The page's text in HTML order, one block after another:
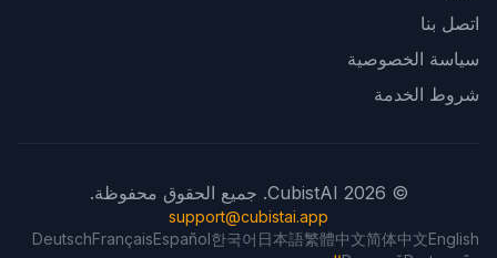
اتصل بنا
سياسة الخصوصية
شروط الخدمة
© 2026 CubistAI. جميع الحقوق محفوظة.
support@cubistai.app
English
简体中文
繁體中文
日本語
한국어
Español
Français
Deutsch